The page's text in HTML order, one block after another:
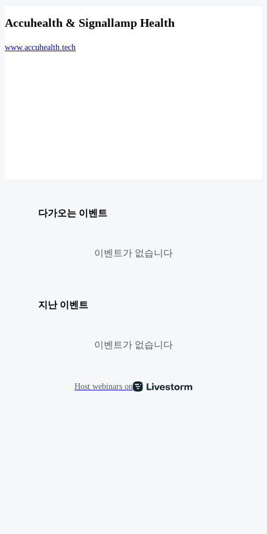
Accuhealth & Signallamp Health
www.accuhealth.tech
다가오는 이벤트
이벤트가 없습니다
지난 이벤트
이벤트가 없습니다
Host webinars on